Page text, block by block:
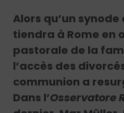
Alors qu’un
tiendra à Rome en
pastorale de la
l’accès des
communion a
Dans l’Osservatore